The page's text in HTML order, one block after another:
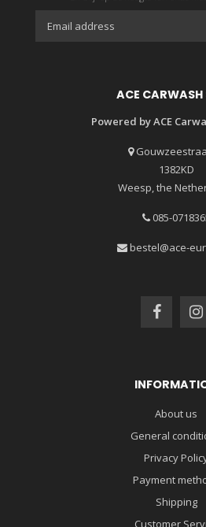
ACE CARWASH
Powered by ACE
1382KD
Weesp, the
085-
bestel@ace-
About us
General
Privacy
Payment
Shipping
Customer